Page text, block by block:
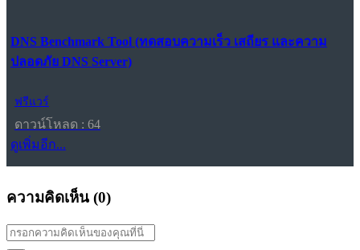
DNS Benchmark Tool (ทดสอบความเร็ว เสถียร และความ
ปลอดภัย DNS Server)
ฟรีแวร์
ดาวน์โหลด : 64
ดูเพิ่มอีก...
ความคิดเห็น (0)